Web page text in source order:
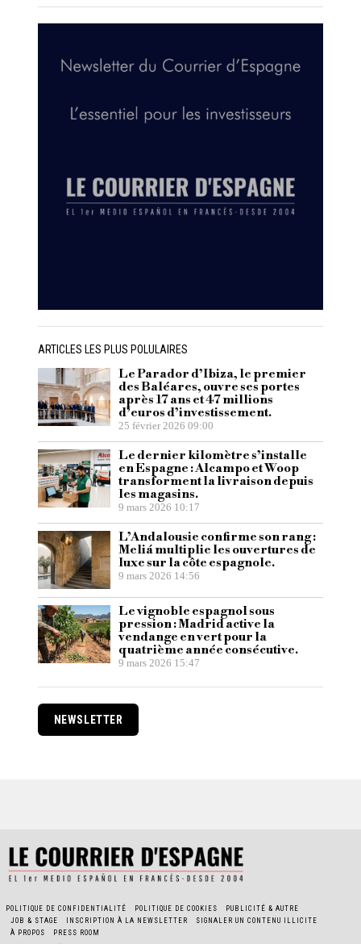
ARTICLES LES PLUS POLULAIRES
Le Parador d’Ibiza, le premier
des Baléares, ouvre ses portes
après 17 ans et 47 millions
d’euros d’investissement.
25 février 2026 09:00
Le dernier kilomètre s’installe
en Espagne : Alcampo et Woop
transforment la livraison depuis
les magasins.
9 mars 2026 10:17
L’Andalousie confirme son rang :
Meliá multiplie les ouvertures de
luxe sur la côte espagnole.
9 mars 2026 14:56
Le vignoble espagnol sous
pression : Madrid active la
vendange en vert pour la
quatrième année consécutive.
9 mars 2026 15:47
NEWSLETTER
POLITIQUE DE CONFIDENTIALITÉ POLITIQUE DE COOKIES
PUBLICITÉ & AUTRE
JOB & STAGE
INSCRIPTION À LA NEWSLETTER
SIGNALER UN CONTENU ILLICITE
À PROPOS
PRESS ROOM